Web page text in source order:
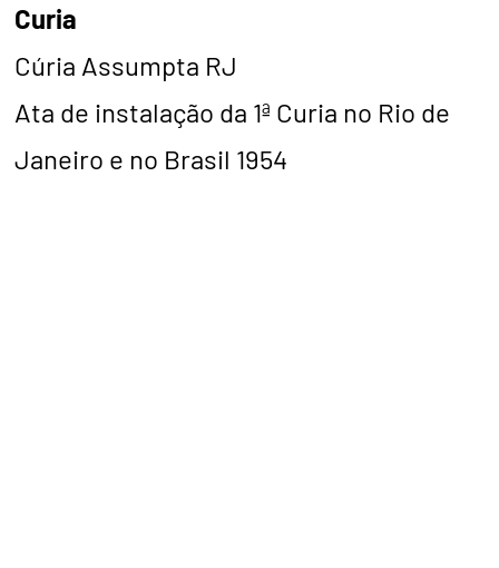
Curia
Cúria Assumpta RJ
Ata de instalação da 1ª Curia no Rio de
Janeiro e no Brasil 1954